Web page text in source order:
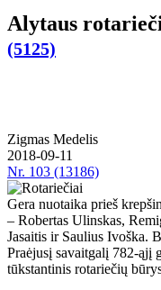
Aly­taus
(5125)
Zig­mas Me­de­lis
2018-09-11
Nr. 103 (13186)
Gera nuotaika prieš
– Robertas Ulinskas,
Jasaitis ir Saulius Ivoška.
Pra­ėju­sį sa­vait­ga­lį 782-ąjį
tūks­tan­ti­nis ro­ta­rie­čių